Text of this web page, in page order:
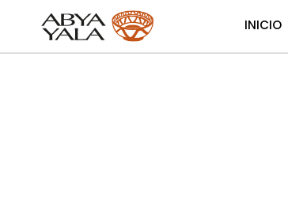
INICIO